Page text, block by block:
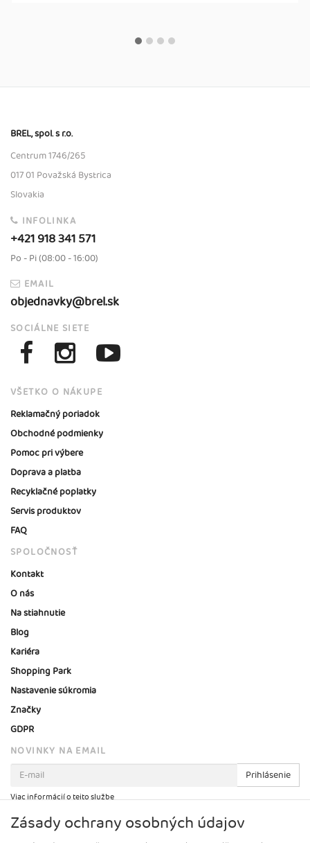
BREL, spol. s r.o.
Centrum 1746/265
017 01 Považská Bystrica
Slovakia
INFOLINKA
+421 918 341 571
Po - Pi (08:00 - 16:00)
EMAIL
objednavky@brel.sk
SOCIÁLNE SIETE
VŠETKO O NÁKUPE
Reklamačný poriadok
Obchodné podmienky
Pomoc pri výbere
Doprava a platba
Recyklačné poplatky
Servis produktov
FAQ
SPOLOČNOSŤ
Kontakt
O nás
Na stiahnutie
Blog
Kariéra
Shopping Park
Nastavenie súkromia
Značky
GDPR
NOVINKY NA EMAIL
Prihlásenie
Viac informácií o tejto službe
Zásady ochrany osobných údajov